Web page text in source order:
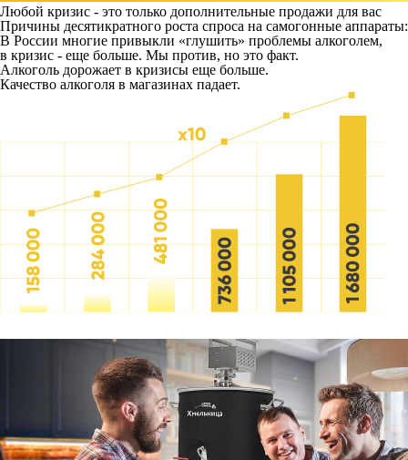
Любой кризис - это только дополнительные продажи для вас
Причины десятикратного роста спроса на самогонные аппараты:
В России многие привыкли «глушить» проблемы алкоголем,
в кризис - еще больше. Мы против, но это факт.
Алкоголь дорожает в кризисы еще больше.
Качество алкоголя в магазинах падает.